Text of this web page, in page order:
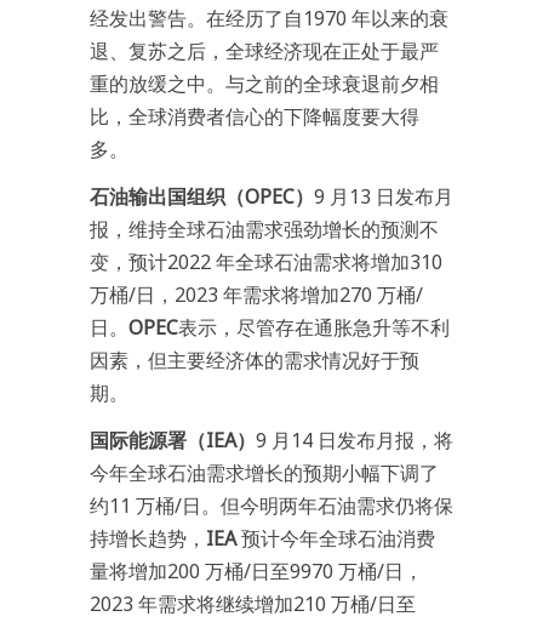
经发出警告。在经历了自1970 年以来的衰
退、复苏之后，全球经济现在正处于最严
重的放缓之中。与之前的全球衰退前夕相
比，全球消费者信心的下降幅度要大得
多。
石油输出国组织（OPEC） 9 月13 日发布月
报，维持全球石油需求强劲增长的预测不
变，预计2022 年全球石油需求将增加310
万桶/日，2023 年需求将增加270 万桶/
日。 OPEC表示，尽管存在通胀急升等不利
因素，但主要经济体的需求情况好于预
期。
国际能源署（IEA） 9 月14 日发布月报，将
今年全球石油需求增长的预期小幅下调了
约11 万桶/日。但今明两年石油需求仍将保
持增长趋势， IEA预计今年全球石油消费
量将增加200 万桶/日至9970 万桶/日，
2023 年需求将继续增加210 万桶/日至